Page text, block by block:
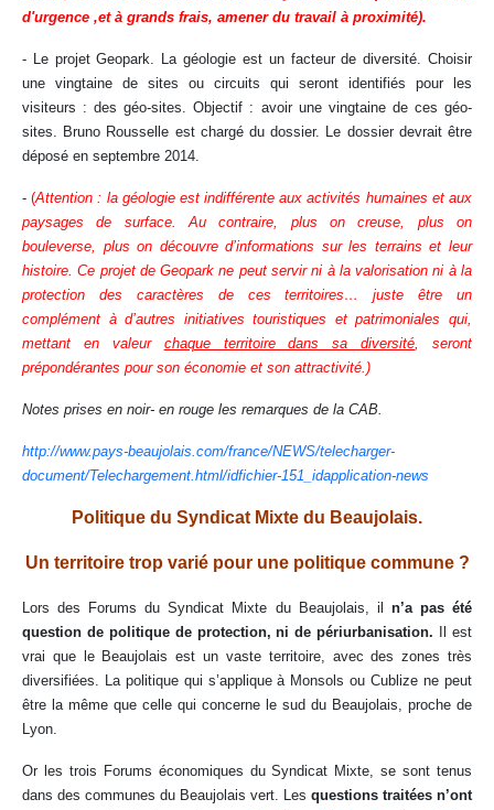
d'urgence ,et à grands frais, amener du travail à proximité).
- Le projet Geopark. La géologie est un facteur de diversité. Choisir
une vingtaine de sites ou circuits qui seront identifiés pour les
visiteurs : des géo-sites. Objectif : avoir une vingtaine de ces géo-
sites. Bruno Rousselle est chargé du dossier. Le dossier devrait être
déposé en septembre 2014.
-(Attention : la géologie est indifférente aux activités humaines et aux
paysages de surface. Au contraire, plus on creuse, plus on
bouleverse, plus on découvre d’informations sur les terrains et leur
histoire. Ce projet de Geopark ne peut servir ni à la valorisation ni à la
protection des caractères de ces territoires… juste être un
complément à d’autres initiatives touristiques et patrimoniales qui,
mettant en valeur chaque territoire dans sa diversité, seront
prépondérantes pour son économie et son attractivité.)
Notes prises en noir- en rouge les remarques de la CAB.
http://www.pays-beaujolais.com/france/NEWS/telecharger-
document/Telechargement.html/idfichier-151_idapplication-news
Politique du Syndicat Mixte du Beaujolais.
Un territoire trop varié pour une politique commune ?
Lors des Forums du Syndicat Mixte du Beaujolais, il n’a pas été
question de politique de protection, ni de périurbanisation. Il est
vrai que le Beaujolais est un vaste territoire, avec des zones très
diversifiées. La politique qui s’applique à Monsols ou Cublize ne peut
être la même que celle qui concerne le sud du Beaujolais, proche de
Lyon.
Or les trois Forums économiques du Syndicat Mixte, se sont tenus
dans des communes du Beaujolais vert. Les questions traitées n’ont